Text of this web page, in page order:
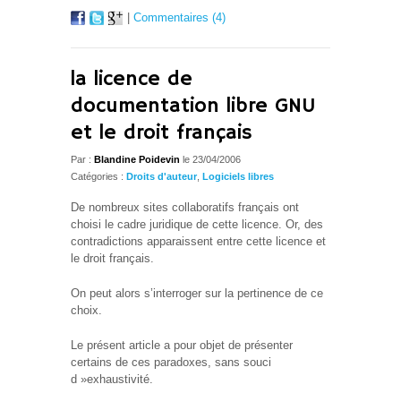
Commentaires (4)
la licence de
documentation libre GNU
et le droit français
Par : Blandine Poidevin le 23/04/2006
Catégories : Droits d'auteur, Logiciels libres
De nombreux sites collaboratifs français ont
choisi le cadre juridique de cette licence. Or, des
contradictions apparaissent entre cette licence et
le droit français.
On peut alors s’interroger sur la pertinence de ce
choix.
Le présent article a pour objet de présenter
certains de ces paradoxes, sans souci
d »exhaustivité.